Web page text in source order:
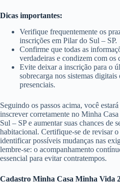
Dicas importantes:
Verifique frequentemente os
inscrições em Pilar do Sul – SP.
Confirme que todas as
verdadeiras e condizem com os
Evite deixar a inscrição para o
sobrecarga nos sistemas
presenciais.
Seguindo os passos acima, você
inscrever corretamente no Minha
Sul – SP e aumentar suas chances de
habitacional. Certifique-se de revisar
identificar possíveis mudanças nas
lembre-se: o acompanhamento
essencial para evitar contratempos.
Cadastro Minha Casa Minha Vida